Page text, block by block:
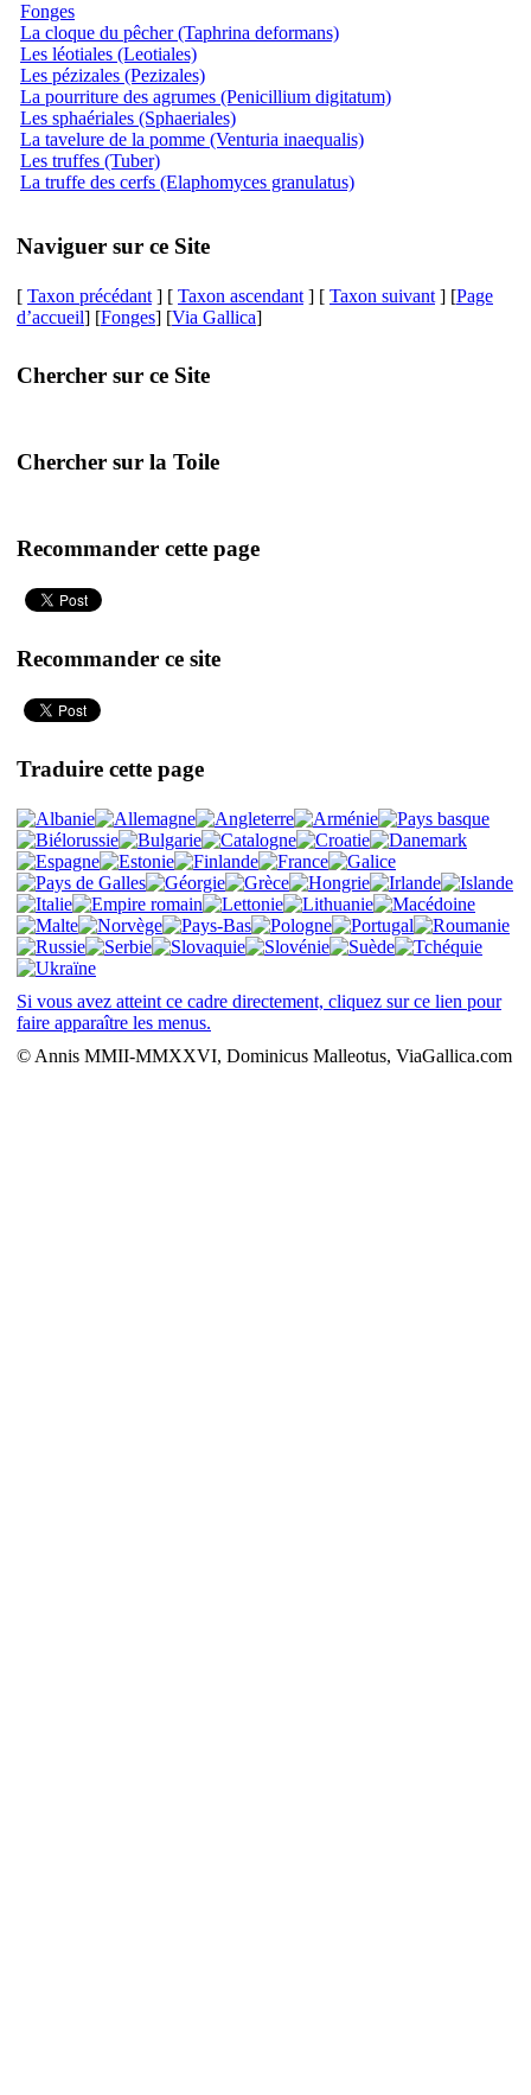
Fonges
La cloque du pêcher (Taphrina deformans)
Les léotiales (Leotiales)
Les pézizales (Pezizales)
La pourriture des agrumes (Penicillium digitatum)
Les sphaériales (Sphaeriales)
La tavelure de la pomme (Venturia inaequalis)
Les truffes (Tuber)
La truffe des cerfs (Elaphomyces granulatus)
Naviguer sur ce Site
[ Taxon précédant ] [ Taxon ascendant ] [ Taxon suivant ] [Page
d’accueil] [Fonges] [Via Gallica]
Chercher sur ce Site
Chercher sur la Toile
Recommander cette page
Recommander ce site
Traduire cette page
Si vous avez atteint ce cadre directement, cliquez sur ce lien pour
faire apparaître les menus.
© Annis MMII-MMXXVI, Dominicus Malleotus, ViaGallica.com